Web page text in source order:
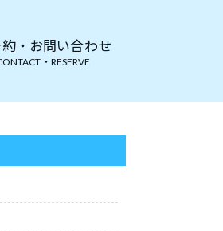
・お問い合わせ
・RESERVE